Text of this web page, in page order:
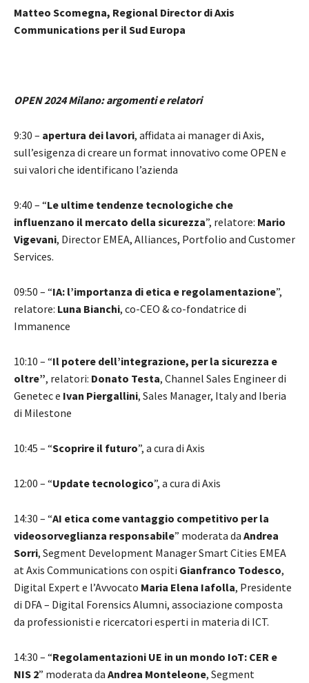
Matteo Scomegna, Regional Director di Axis
Communications per il Sud Europa
OPEN 2024 Milano: argomenti e relatori
9:30 – apertura dei lavori, affidata ai manager di Axis,
sull’esigenza di creare un format innovativo come OPEN e
sui valori che identificano l’azienda
9:40 – “Le ultime tendenze tecnologiche che
influenzano il mercato della sicurezza”, relatore: Mario
Vigevani, Director EMEA, Alliances, Portfolio and Customer
Services.
09:50 – “IA: l’importanza di etica e regolamentazione”,
relatore: Luna Bianchi, co-CEO & co-fondatrice di
Immanence
10:10 – “Il potere dell’integrazione, per la sicurezza e
oltre”, relatori: Donato Testa, Channel Sales Engineer di
Genetec e Ivan Piergallini, Sales Manager, Italy and Iberia
di Milestone
10:45 – “Scoprire il futuro”, a cura di Axis
12:00 – “Update tecnologico”, a cura di Axis
14:30 – “AI etica come vantaggio competitivo per la
videosorveglianza responsabile” moderata da Andrea
Sorri, Segment Development Manager Smart Cities EMEA
at Axis Communications con ospiti Gianfranco Todesco,
Digital Expert e l’Avvocato Maria Elena Iafolla, Presidente
di DFA – Digital Forensics Alumni, associazione composta
da professionisti e ricercatori esperti in materia di ICT.
14:30 – “Regolamentazioni UE in un mondo IoT: CER e
NIS 2” moderata da Andrea Monteleone, Segment